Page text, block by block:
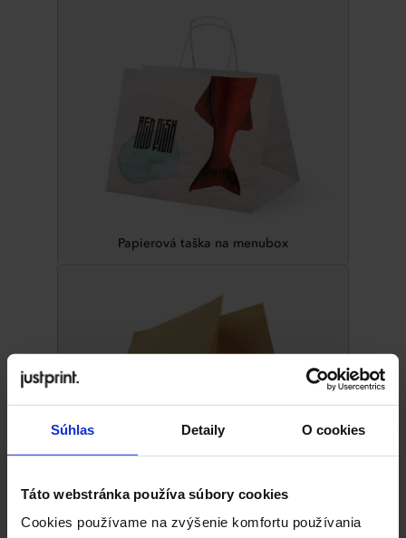
Súhlas Detaily O cookies
Táto webstránka používa súbory cookies
Cookies používame na zvýšenie komfortu používania
Papierová taška na menubox
Papierová taška na menubox - bez uch